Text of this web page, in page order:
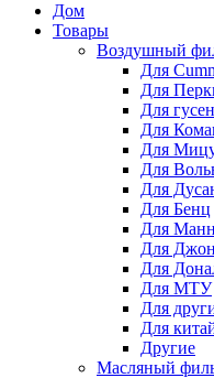
Дом
Товары
Воздушный
Для
Для
Для
Для
Для
Для
Для
Для Бенц
Для
Для
Для
Для МТУ
Для
Для
Другие
Масляный